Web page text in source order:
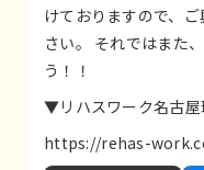
けておりますので、
さい。 それではまた
う！！
▼リハスワーク名古屋
https://rehas-